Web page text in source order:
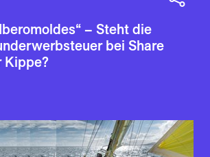
– Steht die
bei Share
Kippe?